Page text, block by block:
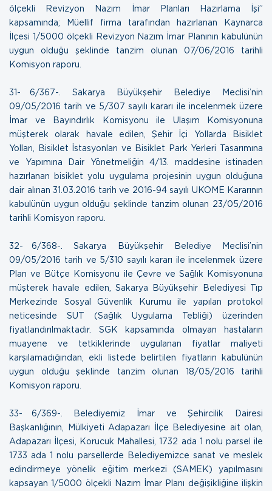
ölçekli Revizyon Nazım İmar Planları Hazırlama İşi”
kapsamında; Müellif firma tarafından hazırlanan Kaynarca
İlçesi 1/5000 ölçekli Revizyon Nazım İmar Planının kabulünün
uygun olduğu şeklinde tanzim olunan 07/06/2016 tarihli
Komisyon raporu
31- 6/367-. Sakarya Büyükşehir Belediye Meclisi’nin
09/05/2016 tarih ve 5/307 sayılı kararı ile incelenmek üzere
İmar ve Bayındırlık Komisyonu ile Ulaşım Komisyonuna
müşterek olarak havale edilen, Şehir İçi Yollarda Bisiklet
Yolları, Bisiklet İstasyonları ve Bisiklet Park Yerleri Tasarımına
ve Yapımına Dair Yönetmeliğin 4/13. maddesine istinaden
hazırlanan bisiklet yolu uygulama projesinin uygun olduğuna
dair alınan 31.03.2016 tarih ve 2016-94 sayılı UKOME Kararının
kabulünün uygun olduğu şeklinde tanzim olunan 23/05/2016
tarihli Komisyon raporu
32- 6/368-. Sakarya Büyükşehir Belediye Meclisi’nin
09/05/2016 tarih ve 5/310 sayılı kararı ile incelenmek üzere
Plan ve Bütçe Komisyonu ile Çevre ve Sağlık Komisyonuna
müşterek havale edilen, Sakarya Büyükşehir Belediyesi Tıp
Merkezinde Sosyal Güvenlik Kurumu ile yapılan protokol
neticesinde SUT (Sağlık Uygulama Tebliği) üzerinden
fiyatlandırılmaktadır. SGK kapsamında olmayan hastaların
muayene ve tetkiklerinde uygulanan fiyatlar maliyeti
karşılamadığından, ekli listede belirtilen fiyatların kabulünün
uygun olduğu şeklinde tanzim olunan 18/05/2016 tarihli
Komisyon raporu
33- 6/369-. Belediyemiz İmar ve Şehircilik Dairesi
Başkanlığının, Mülkiyeti Adapazarı İlçe Belediyesine ait olan,
Adapazarı İlçesi, Korucuk Mahallesi, 1732 ada 1 nolu parsel ile
1733 ada 1 nolu parsellerde Belediyemizce sanat ve meslek
edindirmeye yönelik eğitim merkezi (SAMEK) yapılmasını
kapsayan 1/5000 ölçekli Nazım İmar Planı değişikliğine ilişkin